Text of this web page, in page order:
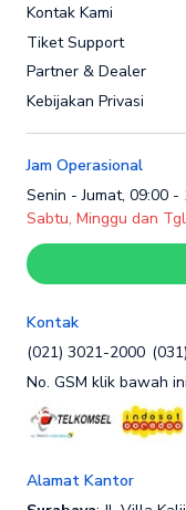
Kontak Kami
Tiket Support
Partner & Dealer
Kebijakan Privasi
Jam Operasional
Senin - Jumat, 09:00 -
Sabtu, Minggu dan
Kontak
(021) 3021-2000
No. GSM klik bawah ini
Alamat Kantor